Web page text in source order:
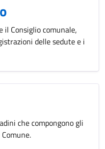
il Consiglio comunale,
delle sedute e i
che compongono gli